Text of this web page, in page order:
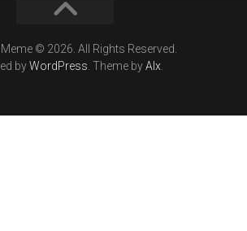
© 2026. All Rights Reserved.
byWordPress. Theme byAlx.